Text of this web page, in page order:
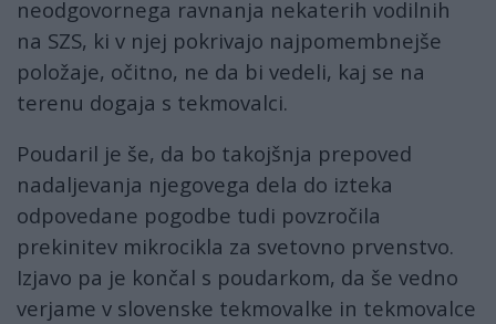
neodgovornega ravnanja nekaterih vodilnih
na SZS, ki v njej pokrivajo najpomembnejše
položaje, očitno, ne da bi vedeli, kaj se na
terenu dogaja s tekmovalci.
Poudaril je še, da bo takojšnja prepoved
nadaljevanja njegovega dela do izteka
odpovedane pogodbe tudi povzročila
prekinitev mikrocikla za svetovno prvenstvo.
Izjavo pa je končal s poudarkom, da še vedno
verjame v slovenske tekmovalke in tekmovalce